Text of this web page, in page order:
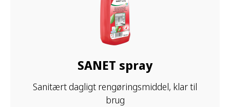
SANET spray
Sanitært dagligt rengøringsmiddel, klar til
brug